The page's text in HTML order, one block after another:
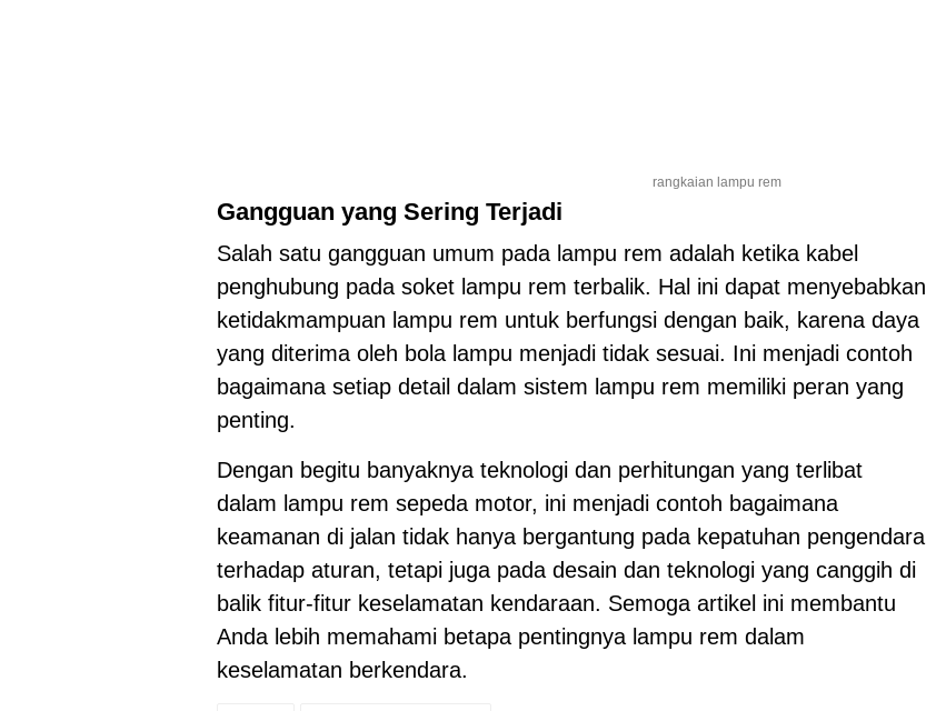
rangkaian lampu rem
Gangguan yang Sering Terjadi
Salah satu gangguan umum pada lampu rem adalah ketika kabel
penghubung pada soket lampu rem terbalik. Hal ini dapat menyebabkan
ketidakmampuan lampu rem untuk berfungsi dengan baik, karena daya
yang diterima oleh bola lampu menjadi tidak sesuai. Ini menjadi contoh
bagaimana setiap detail dalam sistem lampu rem memiliki peran yang
penting.
Dengan begitu banyaknya teknologi dan perhitungan yang terlibat
dalam lampu rem sepeda motor, ini menjadi contoh bagaimana
keamanan di jalan tidak hanya bergantung pada kepatuhan pengendara
terhadap aturan, tetapi juga pada desain dan teknologi yang canggih di
balik fitur-fitur keselamatan kendaraan. Semoga artikel ini membantu
Anda lebih memahami betapa pentingnya lampu rem dalam
keselamatan berkendara.